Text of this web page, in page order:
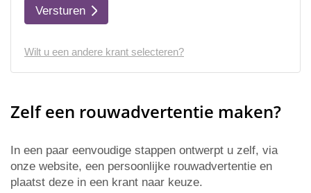
Versturen
Wilt u een andere krant selecteren?
Zelf een rouwadvertentie maken?
In een paar eenvoudige stappen ontwerpt u zelf, via
onze website, een persoonlijke rouwadvertentie en
plaatst deze in een krant naar keuze.